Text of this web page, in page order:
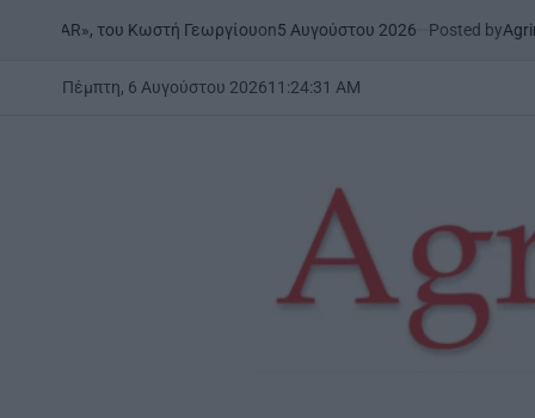
Γεωργίου on5 Αυγούστου 2026 Posted byAgrinioStoriesPOSTED
Πέμπτη, 6 Αυγούστου 202611 :24:32 AM